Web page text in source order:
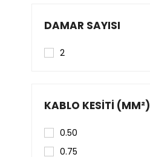
DAMAR SAYISI
2
KABLO KESITI (MM²)
0.50
0.75